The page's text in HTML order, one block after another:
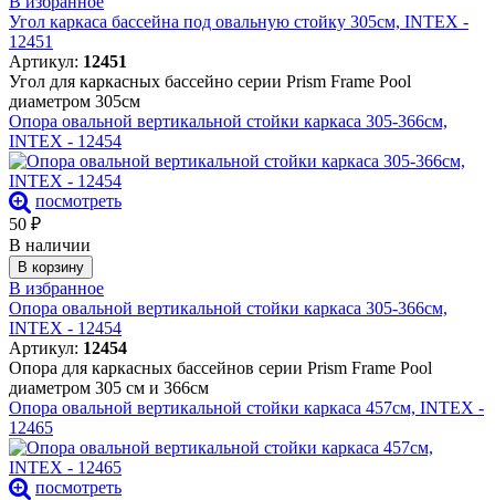
Угол каркаса бассейна под овальную стойку 305см, INTEX -
12451
Артикул: 12451
Угол для каркасных бассейно серии Prism Frame Pool
диаметром 305см
Опора овальной вертикальной стойки каркаса 305-366см,
INTEX - 12454
посмотреть
50 ₽
В наличии
В корзину
В избранное
Опора овальной вертикальной стойки каркаса 305-366см,
INTEX - 12454
Артикул: 12454
Опора для каркасных бассейнов серии Prism Frame Pool
диаметром 305 см и 366см
Опора овальной вертикальной стойки каркаса 457см, INTEX -
12465
посмотреть